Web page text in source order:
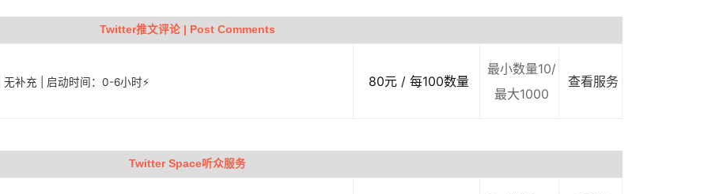
Twitter推文评论 | Post Comments
补充 | 启动时间：0-6小时⚡️ 80元 / 每100数量
最小数量10/
最大1000
查看服务
Twitter Space听众服务